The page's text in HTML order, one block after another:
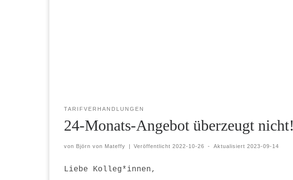
TARIFVERHANDLUNGEN
24-Monats-Angebot überzeugt nicht!
von Björn von Mateffy | Veröffentlicht2022-10-26 - Aktualisiert 2023-09-14
Liebe Kolleg*innen,